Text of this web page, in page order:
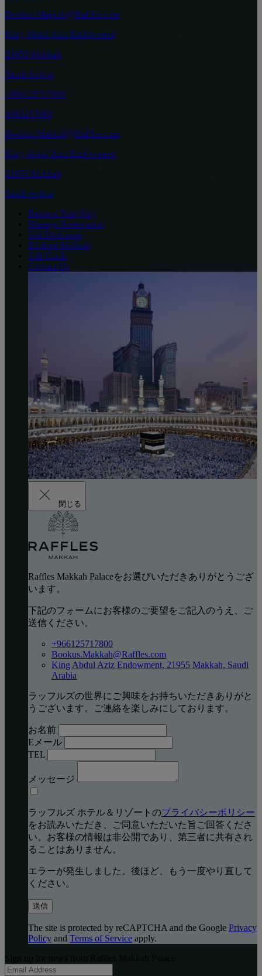
Bookus.Makkah@Raffles.com
King Abdul Aziz Endowment
21955 Makkah
Saudi Arabia
+966125717800
8001217888
Bookus.Makkah@Raffles.com
King Abdul Aziz Endowment
21955 Makkah
Saudi Arabia
Reserve Your Stay
Manage Reservation
Get Directions
Explore Makkah
Gift Cards
Contact Us
閉じる
Raffles Makkah Palaceをお選びいただきありがとうござ
います。
下記のフォームにお客様のご要望をご記入のうえ、ご
送信ください。
+966125717800
Bookus.Makkah@Raffles.com
King Abdul Aziz Endowment, 21955 Makkah, Saudi
Arabia
ラッフルズの世界にご興味をお持ちいただきありがと
うございます。ご連絡を楽しみにしております。
お名前
Eメール
TEL
メッセージ
ラッフルズ ホテル＆リゾートのプライバシーポリシー
をお読みいただき、ご同意いただいた旨ご回答くださ
い。お客様の情報は非公開であり、第三者に共有され
ることはありません。
エラーが発生しました。後ほど、もう一度やり直して
ください。
送信
The site is protected by reCAPTCHA and the Google Privacy
Policy and Terms of Service apply.